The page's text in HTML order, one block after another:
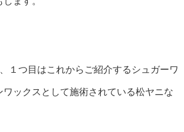
１つ目はこれからご紹介するシュガーワ
ックスとして施術されている松ヤニな